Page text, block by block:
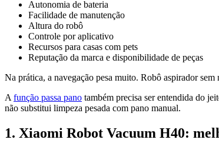
Autonomia de bateria
Facilidade de manutenção
Altura do robô
Controle por aplicativo
Recursos para casas com pets
Reputação da marca e disponibilidade de peças
Na prática, a navegação pesa muito. Robô aspirador
A função passa pano também precisa ser entendida do
não substitui limpeza pesada com pano manual.
1. Xiaomi Robot Vacuum H40: